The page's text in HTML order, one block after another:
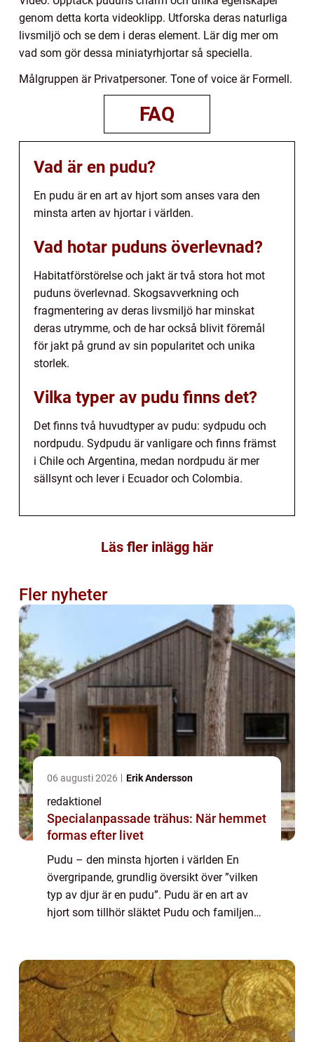
genom detta korta videoklipp. Utforska deras naturliga
livsmiljö och se dem i deras element. Lär dig mer om
vad som gör dessa miniatyrhjortar så speciella.
Målgruppen är Privatpersoner. Tone of voice är Formell.
FAQ
Vad är en pudu?
En pudu är en art av hjort som anses vara den
minsta arten av hjortar i världen.
Vad hotar puduns överlevnad?
Habitatförstörelse och jakt är två stora hot mot
puduns överlevnad. Skogsavverkning och
fragmentering av deras livsmiljö har minskat
deras utrymme, och de har också blivit föremål
för jakt på grund av sin popularitet och unika
storlek.
Vilka typer av pudu finns det?
Det finns två huvudtyper av pudu: sydpudu och
nordpudu. Sydpudu är vanligare och finns främst
i Chile och Argentina, medan nordpudu är mer
sällsynt och lever i Ecuador och Colombia.
Läs fler inlägg här
Fler nyheter
06 augusti 2026 Erik Andersson
redaktionel
Specialanpassade trähus: När hemmet
formas efter livet
Pudu – den minsta hjorten i världen En
övergripande, grundlig översikt över ”vilken
typ av djur är en pudu”. Pudu är en art av
hjort som tillhör släktet Pudu och familjen